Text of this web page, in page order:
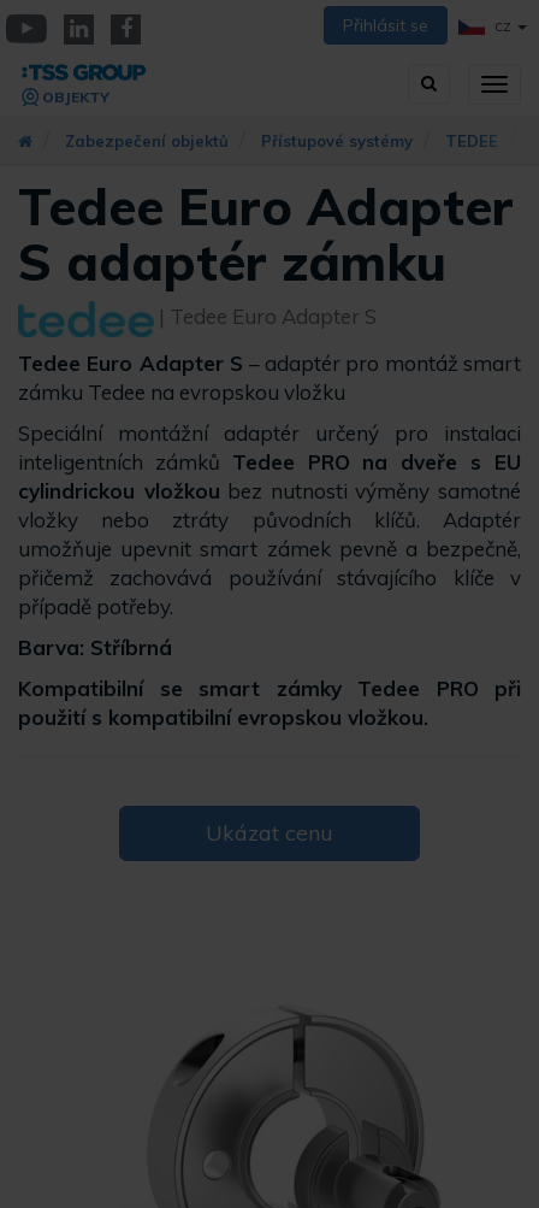
Přejít
k
hlavnímu
obsahu
Přihlásit se CZ
Vyhledávání
OBJEKTY
Zabezpečení objektů Přístupové systémy TEDEE
Tedee Euro Adapter
S adaptér zámku
| Tedee Euro Adapter S
Tedee Euro Adapter S – adaptér pro montáž smart
zámku Tedee na evropskou vložku
Speciální montážní adaptér určený pro instalaci
inteligentních zámků Tedee PRO na dveře s EU
cylindrickou vložkou bez nutnosti výměny samotné
vložky nebo ztráty původních klíčů. Adaptér
umožňuje upevnit smart zámek pevně a bezpečně,
přičemž zachovává používání stávajícího klíče v
případě potřeby.
Barva: Stříbrná
Kompatibilní se smart zámky Tedee PRO při
použití s kompatibilní evropskou vložkou.
Ukázat cenu